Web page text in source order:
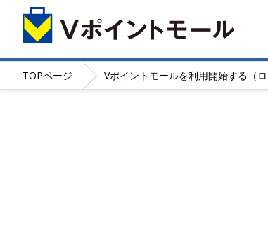
TOPページ Vポイントモールを利用開始する（ロ